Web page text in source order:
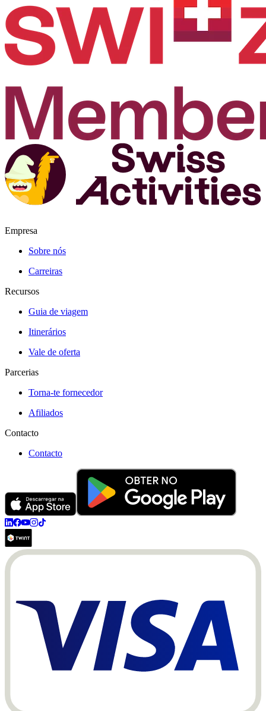
Empresa
Sobre nós
Carreiras
Recursos
Guia de viagem
Itinerários
Vale de oferta
Parcerias
Torna-te fornecedor
Afiliados
Contacto
Contacto